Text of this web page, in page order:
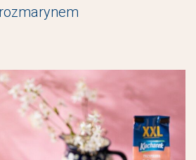
rozmarynem